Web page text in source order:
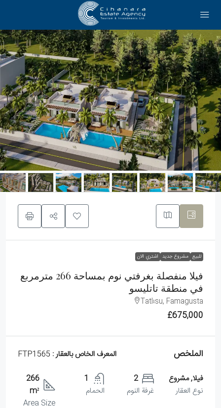
للبيع مشروع جديد اشتري الان
فيلا منفصلة بغرفتي نوم بمساحة 266 مترمربع
في منطقة تاتليسو
Tatlısu, Famagusta
£675,000
الملخص المعرف الخاص بالعقار :
فيلا, مشروع
نوع العقار
2
غرفة النوم
1
الحمام
266
m²
Area Size